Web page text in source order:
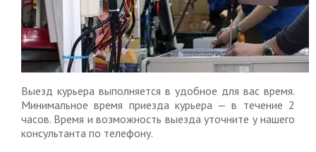
Выезд курьера выполняется в удобное для вас время.
Минимальное время приезда курьера — в течение 2
часов. Время и возможность выезда уточните у нашего
консультанта по телефону.